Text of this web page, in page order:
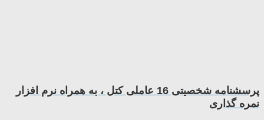
پرسشنامه شخصیتی 16 عاملی کتل ، به همراه نرم افزار
نمره گذاری